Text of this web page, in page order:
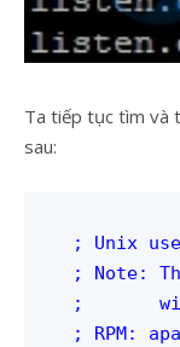
Ta tiếp tục tìm và
sau:
; Unix
; Note:
;	will be used.
; RPM: